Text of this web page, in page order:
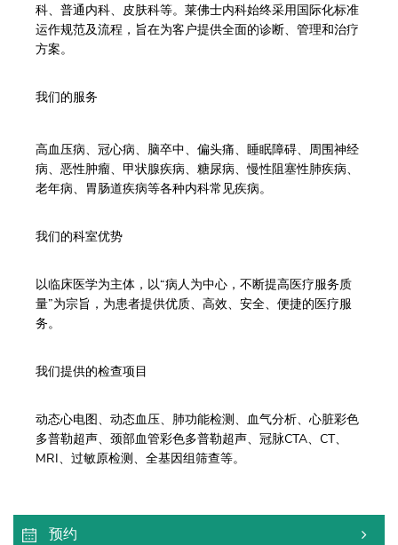
科、普通内科、皮肤科等。莱佛士内科始终采用国际化标准
运作规范及流程，旨在为客户提供全面的诊断、管理和治疗
方案。
我们的服务
高血压病、冠心病、脑卒中、偏头痛、睡眠障碍、周围神经
病、恶性肿瘤、甲状腺疾病、糖尿病、慢性阻塞性肺疾病、
老年病、胃肠道疾病等各种内科常见疾病。
我们的科室优势
以临床医学为主体，以“病人为中心，不断提高医疗服务质
量”为宗旨，为患者提供优质、高效、安全、便捷的医疗服
务。
我们提供的检查项目
动态心电图、动态血压、肺功能检测、血气分析、心脏彩色
多普勒超声、颈部血管彩色多普勒超声、冠脉CTA、CT、
MRI、过敏原检测、全基因组筛查等。
预约